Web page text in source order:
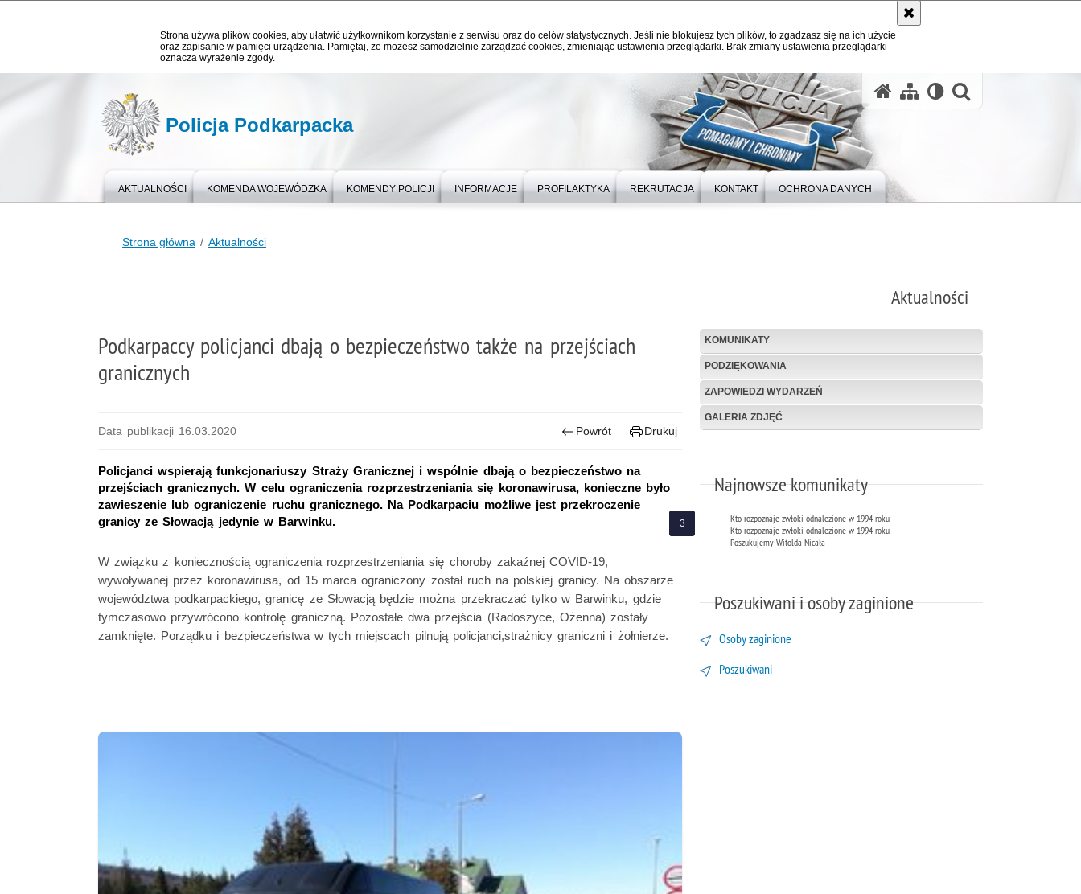
Strona używa plików cookies, aby ułatwić użytkownikom korzystanie z serwisu oraz do celów statystycznych. Jeśli nie blokujesz tych plików, to zgadzasz się na ich użycie
oraz zapisanie w pamięci urządzenia. Pamiętaj, że możesz samodzielnie zarządzać cookies, zmieniając ustawienia przeglądarki. Brak zmiany ustawienia przeglądarki
oznacza wyrażenie zgody.
Policja Podkarpacka
AKTUALNOŚCI KOMENDA WOJEWÓDZKA KOMENDY POLICJI INFORMACJE PROFILAKTYKA REKRUTACJA KONTAKT OCHRONA DANYCH
Strona główna Aktualności
Aktualności
Podkarpaccy policjanci dbają o bezpieczeństwo także na przejściach
granicznych
Data publikacji 16.03.2020 Powrót Drukuj
Policjanci wspierają funkcjonariuszy Straży Granicznej i wspólnie dbają o bezpieczeństwo na
przejściach granicznych. W celu ograniczenia rozprzestrzeniania się koronawirusa, konieczne było
zawieszenie lub ograniczenie ruchu granicznego. Na Podkarpaciu możliwe jest przekroczenie
granicy ze Słowacją jedynie w Barwinku.
W związku z koniecznością ograniczenia rozprzestrzeniania się choroby zakaźnej COVID-19,
wywoływanej przez koronawirusa, od 15 marca ograniczony został ruch na polskiej granicy. Na obszarze
województwa podkarpackiego, granicę ze Słowacją będzie można przekraczać tylko w Barwinku, gdzie
tymczasowo przywrócono kontrolę graniczną. Pozostałe dwa przejścia (Radoszyce, Ożenna) zostały
zamknięte. Porządku i bezpieczeństwa w tych miejscach pilnują policjanci,strażnicy graniczni i żołnierze.
KOMUNIKATY
PODZIĘKOWANIA
ZAPOWIEDZI WYDARZEŃ
GALERIA ZDJĘĆ
Najnowsze komunikaty
Kto rozpoznaje zwłoki odnalezione w 1994 roku
Kto rozpoznaje zwłoki odnalezione w 1994 roku
Poszukujemy Witolda Nicała
Poszukiwani i osoby zaginione
Osoby zaginione
Poszukiwani